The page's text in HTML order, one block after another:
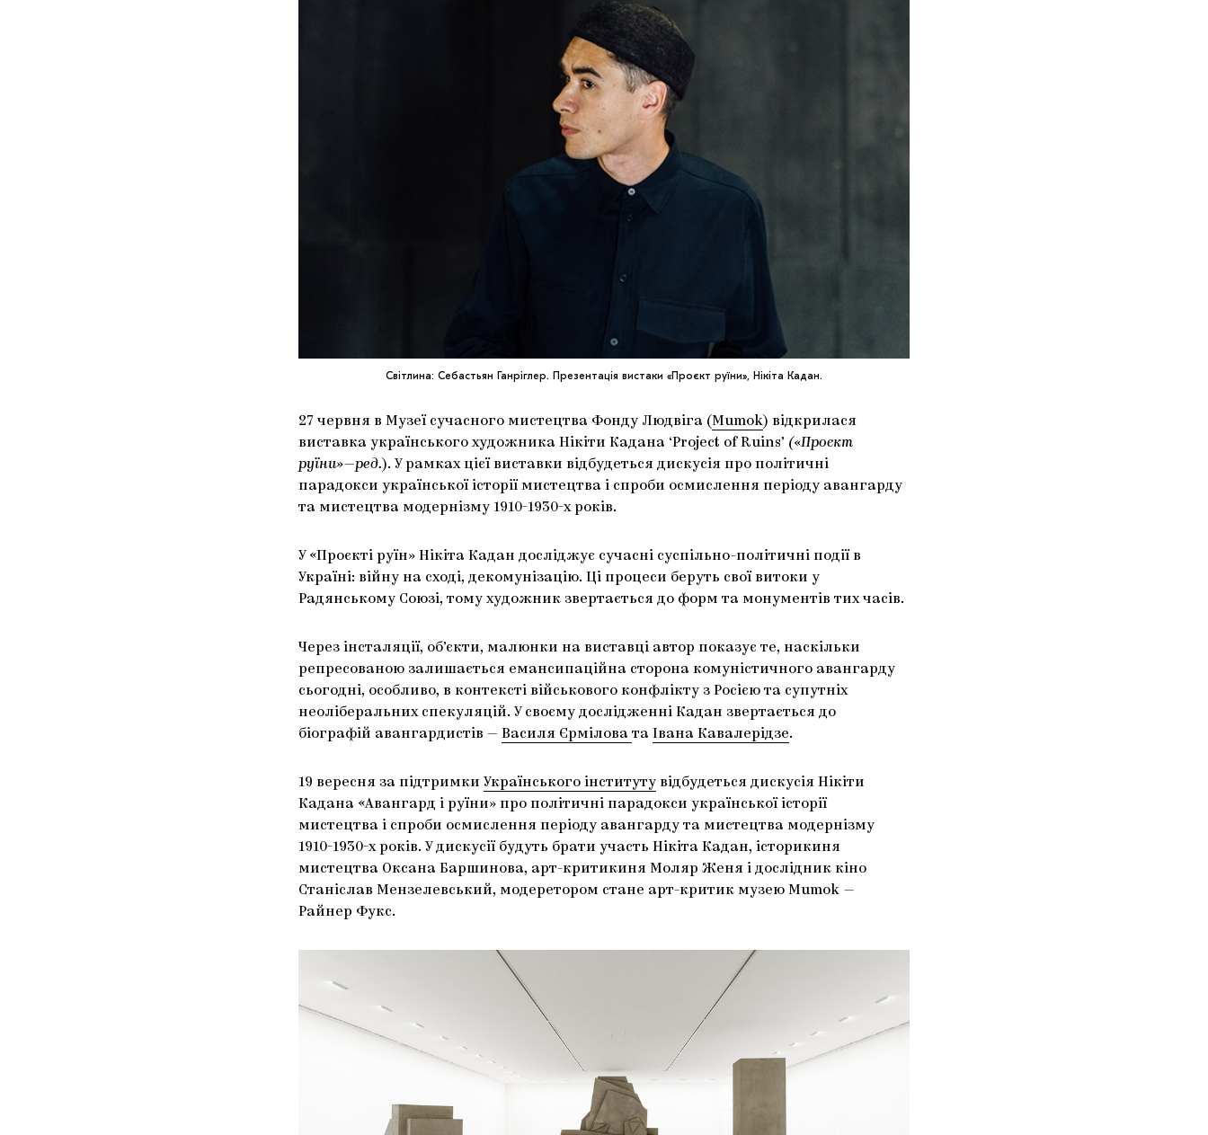
Світлина: Себастьян Ганріглер. Презентація вистаки «Проєкт руїни», Нікіта Кадан.
27 червня в Музеї сучасного мистецтва Фонду Людвіга (Mumok) відкрилася
виставка українського художника Нікіти Кадана ‘Project of Ruins’ («Проєкт
руїни»—ред.). У рамках цієї виставки відбудеться дискусія про політичні
парадокси української історії мистецтва і спроби осмислення періоду авангарду
та мистецтва модернізму 1910-1930-х років.
У «Проєкті руїн» Нікіта Кадан досліджує сучасні суспільно-політичні події в
Україні: війну на сході, декомунізацію. Ці процеси беруть свої витоки у
Радянському Союзі, тому художник звертається до форм та монументів тих часів.
Через інсталяції, об’єкти, малюнки на виставці автор показує те, наскільки
репресованою залишається емансипаційна сторона комуністичного авангарду
сьогодні, особливо, в контексті військового конфлікту з Росією та супутніх
неоліберальних спекуляцій. У своєму дослідженні Кадан звертається до
біографій авангардистів — Василя Єрмілова та Івана Кавалерідзе.
19 вересня за підтримки Українського інституту відбудеться дискусія Нікіти
Кадана «Авангард і руїни» про політичні парадокси української історії
мистецтва і спроби осмислення періоду авангарду та мистецтва модернізму
1910-1930-х років. У дискусії будуть брати участь Нікіта Кадан, історикиня
мистецтва Оксана Баршинова, арт-критикиня Моляр Женя і дослідник кіно
Станіслав Мензелевський, модеретором стане арт-критик музею Mumok —
Райнер Фукс.